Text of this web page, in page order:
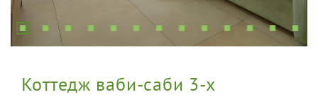
Коттедж ваби-саби 3-х